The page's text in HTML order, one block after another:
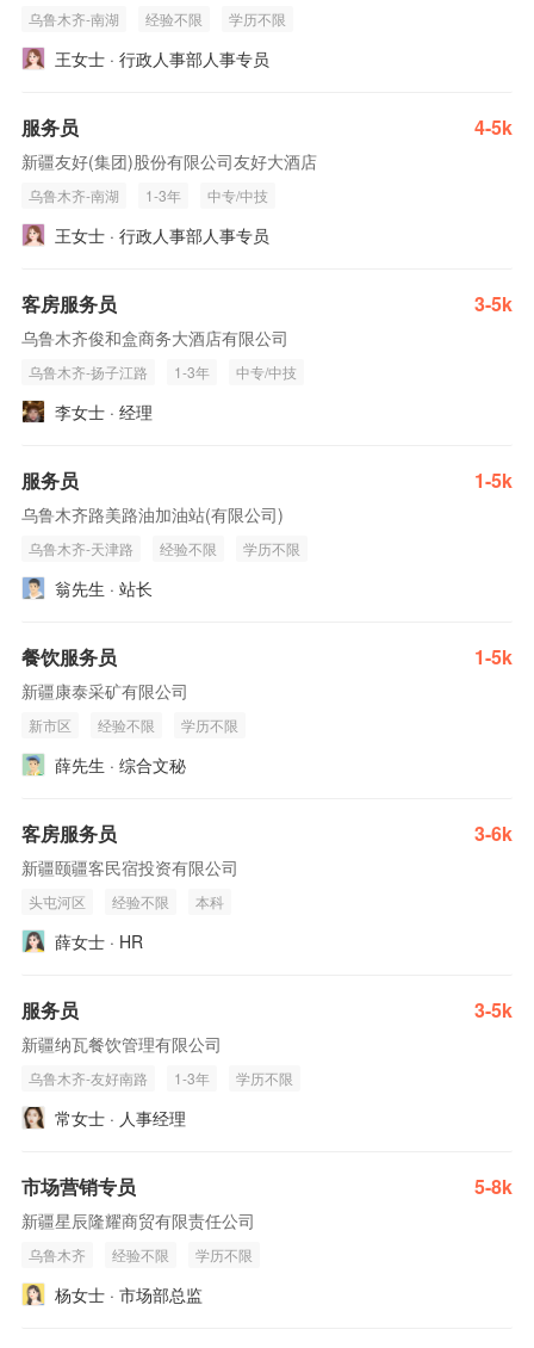
乌鲁木齐-南湖 经验不限 学历不限
王女士 · 行政人事部人事专员
服务员 4-5k
新疆友好(集团)股份有限公司友好大酒店
乌鲁木齐-南湖 1-3年 中专/中技
王女士 · 行政人事部人事专员
客房服务员 3-5k
乌鲁木齐俊和盒商务大酒店有限公司
乌鲁木齐-扬子江路 1-3年 中专/中技
李女士 · 经理
服务员 1-5k
乌鲁木齐路美路油加油站(有限公司)
乌鲁木齐-天津路 经验不限 学历不限
翁先生 · 站长
餐饮服务员 1-5k
新疆康泰采矿有限公司
新市区 经验不限 学历不限
薛先生 · 综合文秘
客房服务员 3-6k
新疆颐疆客民宿投资有限公司
头屯河区 经验不限 本科
薛女士 · HR
服务员 3-5k
新疆纳瓦餐饮管理有限公司
乌鲁木齐-友好南路 1-3年 学历不限
常女士 · 人事经理
市场营销专员 5-8k
新疆星辰隆耀商贸有限责任公司
乌鲁木齐 经验不限 学历不限
杨女士 · 市场部总监